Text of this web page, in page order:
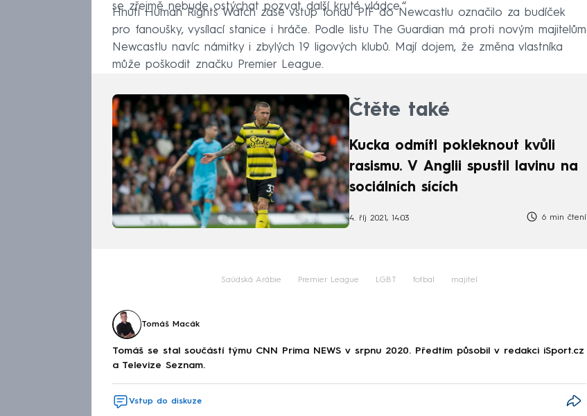
se zřejmě nebude ostýchat pozvat další kruté vládce.“
Hnutí Human Rights Watch zase vstup fondu PIF do Newcastlu označilo za budíček
pro fanoušky, vysílací stanice i hráče. Podle listu The Guardian má proti novým majitelům
Newcastlu navíc námitky i zbylých 19 ligových klubů. Mají dojem, že změna vlastníka
může poškodit značku Premier League.
Čtěte také
Kucka odmítl pokleknout kvůli
rasismu. V Anglii spustil lavinu na
sociálních sících
4. říj 2021, 14:03 6 min čtení
Saúdská Arábie Premier League LGBT fotbal majitel
Tomáš Macák
Tomáš se stal součástí týmu CNN Prima NEWS v srpnu 2020. Předtím působil v redakci iSport.cz
a Televize Seznam.
Vstup do diskuze